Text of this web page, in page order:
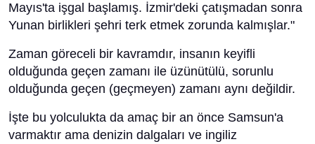
Mayıs'ta işgal başlamış. İzmir'deki çatışmadan sonra
Yunan birlikleri şehri terk etmek zorunda kalmışlar."
Zaman göreceli bir kavramdır, insanın keyifli
olduğunda geçen zamanı ile üzünütülü, sorunlu
olduğunda geçen (geçmeyen) zamanı aynı değildir.
İşte bu yolculukta da amaç bir an önce Samsun'a
varmaktır ama denizin dalgaları ve ingiliz